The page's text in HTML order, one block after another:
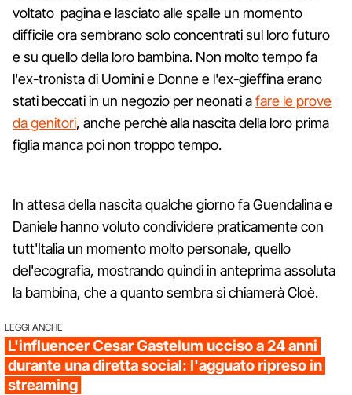
voltato pagina e lasciato alle spalle un momento
difficile ora sembrano solo concentrati sul loro futuro
e su quello della loro bambina. Non molto tempo fa
l'ex-tronista di Uomini e Donne e l'ex-gieffina erano
stati beccati in un negozio per neonati afare le prove
da genitori, anche perchè alla nascita della loro prima
figlia manca poi non troppo tempo.
In attesa della nascita qualche giorno fa Guendalina e
Daniele hanno voluto condividere praticamente con
tutt'Italia un momento molto personale, quello
del'ecografia, mostrando quindi in anteprima assoluta
la bambina, che a quanto sembra si chiamerà Cloè.
LEGGI ANCHE
L'influencer Cesar Gastelum ucciso a 24 anni
durante una diretta social: l'agguato ripreso in
streaming